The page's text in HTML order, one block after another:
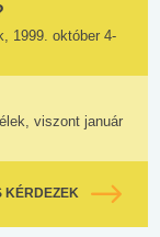
1999. október 4-
viszont január
KÉRDEZEK